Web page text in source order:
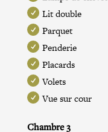
Lit double
Parquet
Penderie
Placards
Volets
Vue sur cour
Chambre 3